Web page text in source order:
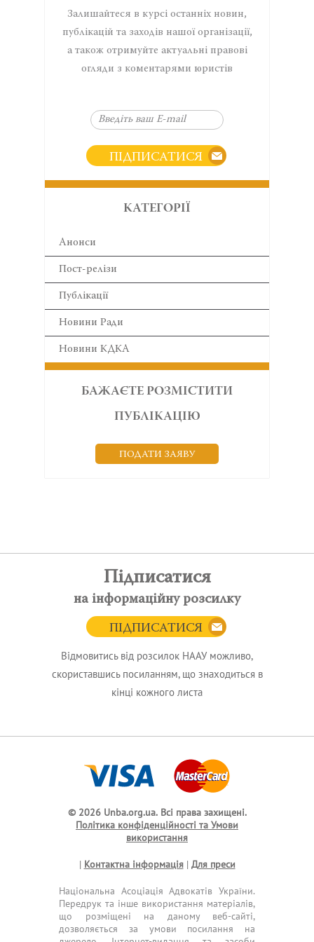
Залишайтеся в курсі останніх новин,
публікацій та заходів нашої організації,
а також отримуйте актуальні правові
огляди з коментарями юристів
ПІДПИСАТИСЯ
КАТЕГОРІЇ
Анонси
Пост-релізи
Публікації
Новини Ради
Новини КДКА
БАЖАЄТЕ РОЗМІСТИТИ
ПУБЛІКАЦІЮ
ПОДАТИ ЗАЯВУ
Підписатися
на інформаційну розсилку
ПІДПИСАТИСЯ
Відмовитись від розсилок НААУ можливо,
скориставшись посиланням, що знаходиться в
кінці кожного листа
© 2026 Unba.org.ua. Всі права захищені.
Політика конфіденційності та Умови
використання
| Контактна інформація| Для преси
Національна Асоціація Адвокатів України.
Передрук та інше використання матеріалів,
що розміщені на даному веб-сайті,
дозволяється за умови посилання на